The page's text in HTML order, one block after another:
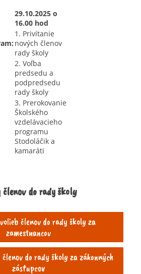
29.10.2025 o
16.00 hod
1. Privítanie
nových členov
rady školy
2. Voľba
predsedu a
podpredsedu
rady školy
3. Prerokovanie
Školského
vzdelávacieho
programu
Stodoláčik a
kamaráti
členov do rady školy
členov do rady školy za
zamestnancov
do rady školy za zákonných
zástupcov